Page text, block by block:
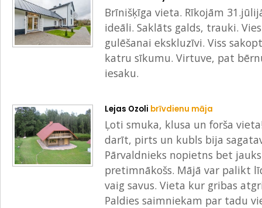
Brīnišķīga vieta. Rīkojām
ideāli. Saklāts galds, trauki.
gulēšanai ekskluzīvi. Viss
katru sīkumu. Virtuve, pat
iesaku.
Lejas Ozoli brīvdienu māja
Ļoti smuka, klusa un forša
darīt, pirts un kubls bija
Pārvaldnieks nopietns bet
pretimnākošs. Mājā var palikt
vaig savus. Vieta kur gribas
Paldies saimniekam par tadu